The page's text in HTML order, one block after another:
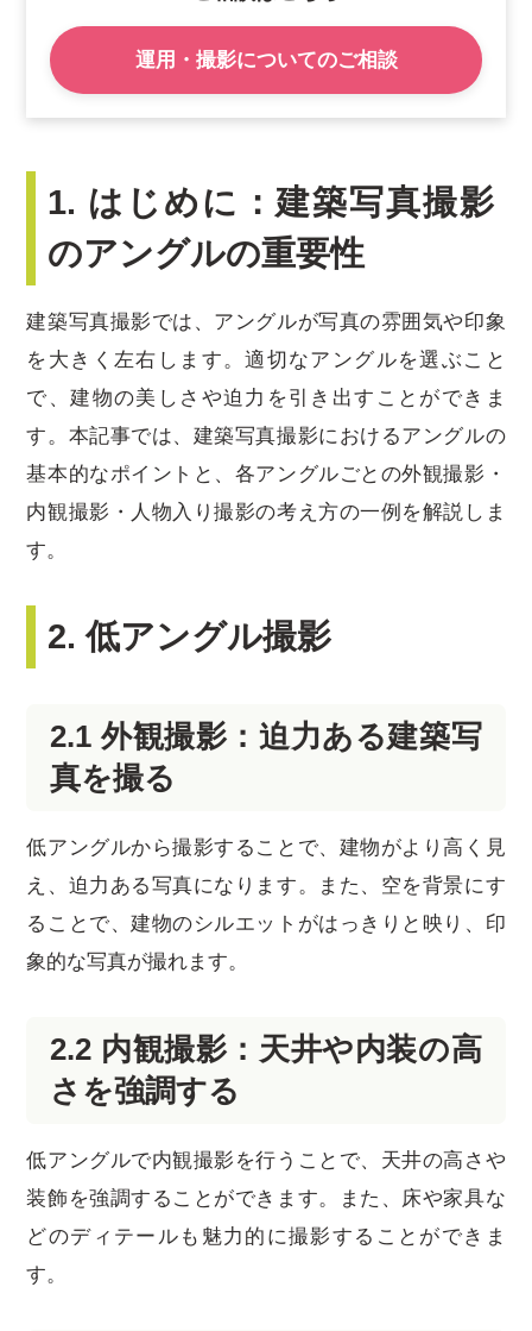
運用・撮影についてのご相談
1. はじめに：建築写真撮影
のアングルの重要性
建築写真撮影では、アングルが写真の雰囲気や印象
を大きく左右します。適切なアングルを選ぶこと
で、建物の美しさや迫力を引き出すことができま
す。本記事では、建築写真撮影におけるアングルの
基本的なポイントと、各アングルごとの外観撮影・
内観撮影・人物入り撮影の考え方の一例を解説しま
す。
2. 低アングル撮影
2.1 外観撮影：迫力ある建築写
真を撮る
低アングルから撮影することで、建物がより高く見
え、迫力ある写真になります。また、空を背景にす
ることで、建物のシルエットがはっきりと映り、印
象的な写真が撮れます。
2.2 内観撮影：天井や内装の高
さを強調する
低アングルで内観撮影を行うことで、天井の高さや
装飾を強調することができます。また、床や家具な
どのディテールも魅力的に撮影することができま
す。